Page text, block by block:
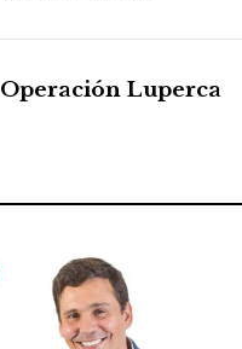
Operación Luperca